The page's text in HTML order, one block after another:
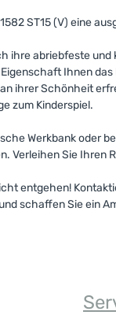
ST15 (V) eine
ihre abriebfeste
Ihnen
ihrer Schönheit
zum Kinderspiel.
Werkbank oder
Verleihen Sie Ihren
entgehen!
schaffen Sie ein